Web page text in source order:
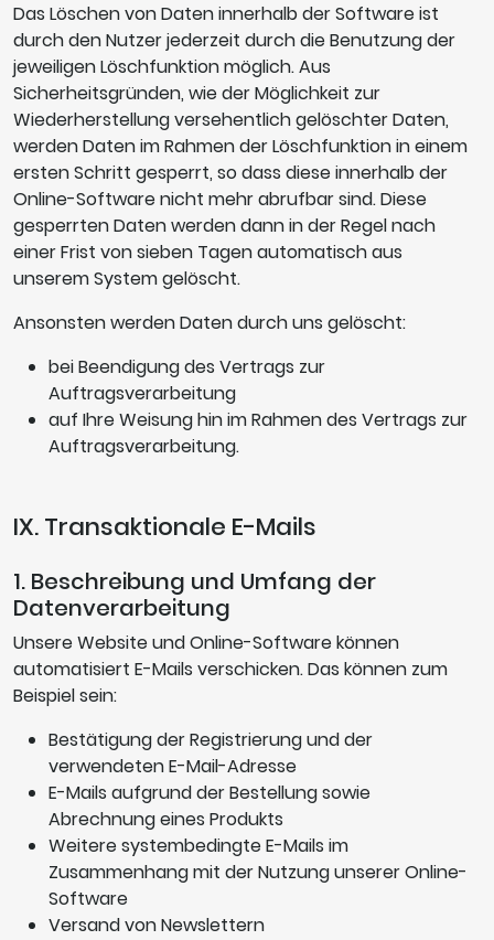
Das Löschen von Daten innerhalb der Software ist
durch den Nutzer jederzeit durch die Benutzung der
jeweiligen Löschfunktion möglich. Aus
Sicherheitsgründen, wie der Möglichkeit zur
Wiederherstellung versehentlich gelöschter Daten,
werden Daten im Rahmen der Löschfunktion in einem
ersten Schritt gesperrt, so dass diese innerhalb der
Online-Software nicht mehr abrufbar sind. Diese
gesperrten Daten werden dann in der Regel nach
einer Frist von sieben Tagen automatisch aus
unserem System gelöscht.
Ansonsten werden Daten durch uns gelöscht:
bei Beendigung des Vertrags zur
Auftragsverarbeitung
auf Ihre Weisung hin im Rahmen des Vertrags zur
Auftragsverarbeitung.
IX. Transaktionale E-Mails
1. Beschreibung und Umfang der
Datenverarbeitung
Unsere Website und Online-Software können
automatisiert E-Mails verschicken. Das können zum
Beispiel sein:
Bestätigung der Registrierung und der
verwendeten E-Mail-Adresse
E-Mails aufgrund der Bestellung sowie
Abrechnung eines Produkts
Weitere systembedingte E-Mails im
Zusammenhang mit der Nutzung unserer Online-
Software
Versand von Newslettern